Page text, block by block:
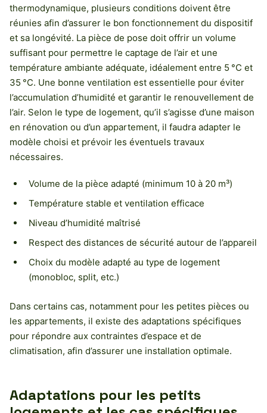
thermodynamique, plusieurs conditions doivent être
réunies afin d’assurer le bon fonctionnement du dispositif
et sa longévité. La pièce de pose doit offrir un volume
suffisant pour permettre le captage de l’air et une
température ambiante adéquate, idéalement entre 5 °C et
35 °C. Une bonne ventilation est essentielle pour éviter
l’accumulation d’humidité et garantir le renouvellement de
l’air. Selon le type de logement, qu’il s’agisse d’une maison
en rénovation ou d’un appartement, il faudra adapter le
modèle choisi et prévoir les éventuels travaux
nécessaires.
Volume de la pièce adapté (minimum 10 à 20 m³)
Température stable et ventilation efficace
Niveau d’humidité maîtrisé
Respect des distances de sécurité autour de l’appareil
Choix du modèle adapté au type de logement
(monobloc, split, etc.)
Dans certains cas, notamment pour les petites pièces ou
les appartements, il existe des adaptations spécifiques
pour répondre aux contraintes d’espace et de
climatisation, afin d’assurer une installation optimale.
Adaptations pour les petits